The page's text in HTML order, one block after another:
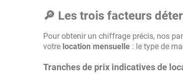
🔎 Les trois facteurs
Pour obtenir un chiffrage précis, nos
votre location mensuelle : le type de
Tranches de prix indicatives de